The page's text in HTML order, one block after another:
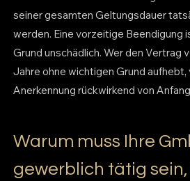
seiner gesamten Geltungsdauer
werden. Eine vorzeitige Beendigung
Grund unschädlich. Wer den Vertrag
Jahre ohne wichtigen Grund aufhebt,
Anerkennung rückwirkend von
Warum muss Ihre
gewerblich tätig